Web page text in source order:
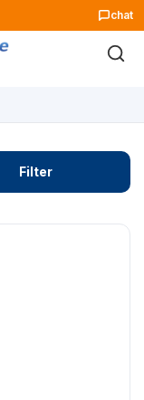
chat
Filter